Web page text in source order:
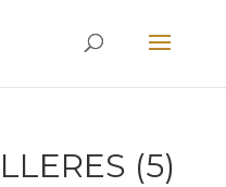
(5)